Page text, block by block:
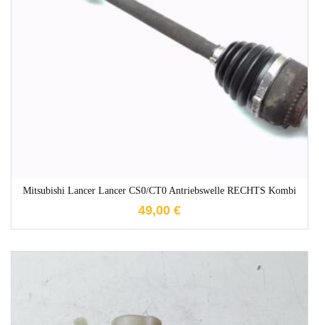
Mitsubishi Lancer Lancer CS0/CT0 Antriebswelle RECHTS Kombi
49,00 €
1-3 Werktage